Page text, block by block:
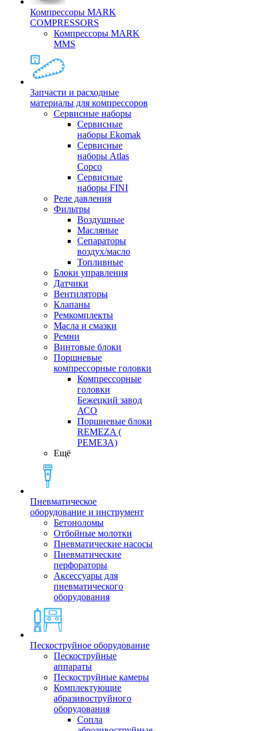
Компрессоры MARK
COMPRESSORS
Компрессоры MARK
MMS
Запчасти и расходные
материалы для компрессоров
Cервисные наборы
Сервисные
наборы Ekomak
Cервисные
наборы Atlas
Copco
Сервисные
наборы FINI
Реле давления
Фильтры
Воздушные
Масляные
Сепараторы
воздух/масло
Топливные
Блоки управления
Датчики
Вентиляторы
Клапаны
Ремкомплекты
Масла и смазки
Ремни
Винтовые блоки
Поршневые
компрессорные головки
Компрессорные
головки
Бежецкий завод
АСО
Поршневые блоки
REMEZA (
РЕМЕЗА)
Ещё
Пневматическое
оборудование и инструмент
Бетоноломы
Отбойные молотки
Пневматические насосы
Пневматические
перфораторы
Аксессуары для
пневматического
оборудования
Пескоструйное оборудование
Пескоструйные
аппараты
Пескоструйные камеры
Комплектующие
абразивоструйного
оборудования
Сопла